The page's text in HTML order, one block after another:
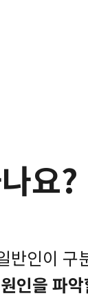
요?
반인이 구
인을 파